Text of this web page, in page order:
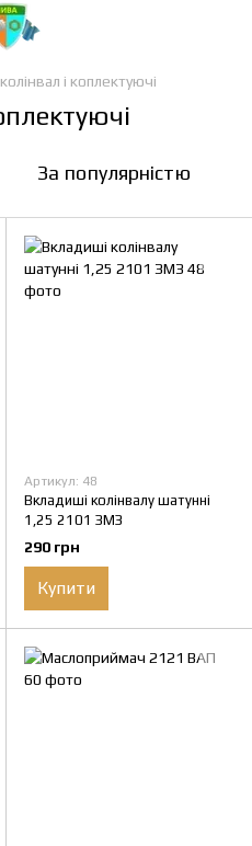
і коплектуючі
За популярністю
Артикул: 48
Вкладиші колінвалу шатунні
1,25 2101 ЗМЗ
290 грн
Купити